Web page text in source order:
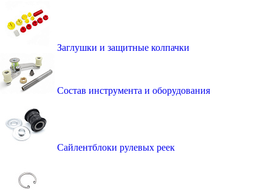
Заглушки и защитные колпачки
Состав инструмента и оборудования
Сайлентблоки рулевых реек